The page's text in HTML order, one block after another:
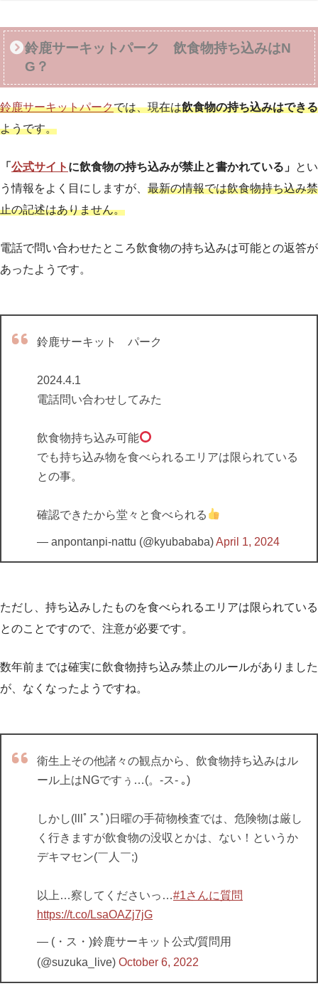
鈴鹿サーキットパーク 飲食物持ち込みはN
G？
鈴鹿サーキットパークでは、現在は飲食物の持ち込みはできる
ようです。
「 公式サイト に飲食物の持ち込みが禁止と書かれている」 とい
う情報をよく目にしますが、 最新の情報では飲食物持ち込み禁
止の記述はありません。
電話で問い合わせたところ飲食物の持ち込みは可能との返答が
あったようです。
鈴鹿サーキット パーク
2024.4.1
電話問い合わせしてみた
飲食物持ち込み可能
でも持ち込み物を食べられるエリアは限られている
との事。
確認できたから堂々と食べられる
— anpontanpi-nattu (@kyubababa)April 1, 2024
ただし、持ち込みしたものを食べられるエリアは限られている
とのことですので、注意が必要です。
数年前までは確実に飲食物持ち込み禁止のルールがありました
が、なくなったようですね。
衛生上その他諸々の観点から、飲食物持ち込みはル
ール上はNGですぅ…(。-ス- ｡)
しかし(lllﾟスﾟ)日曜の手荷物検査では、危険物は厳し
く行きますが飲食物の没収とかは、ない！というか
デキマセン(￣人￣;)
以上…察してくださいっ…#1さんに質問
https://t.co/LsaOAZj7jG
— (・ス・)鈴鹿サーキット公式/質問用
(@suzuka_live) October 6, 2022